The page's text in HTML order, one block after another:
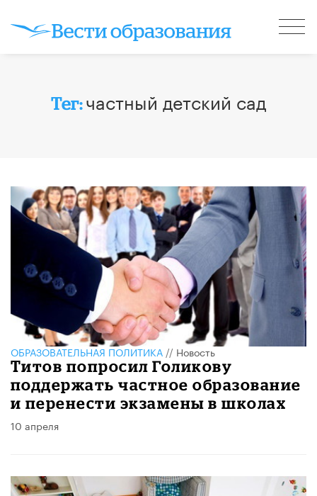
Тег:частный детский сад
ОБРАЗОВАТЕЛЬНАЯ ПОЛИТИКА // Новость
Титов попросил Голикову
поддержать частное образование
и перенести экзамены в школах
10 апреля